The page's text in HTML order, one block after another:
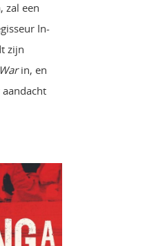
zal een
In-
zijn
in, en